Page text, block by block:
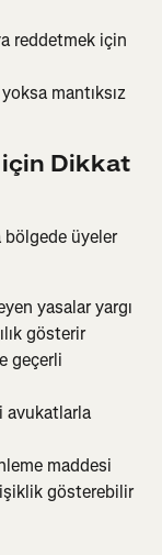
reddetmek için
mantıksız
için Dikkat
üyeler
yasalar yargı
gösterir
geçerli
avukatlarla
maddesi
gösterebilir